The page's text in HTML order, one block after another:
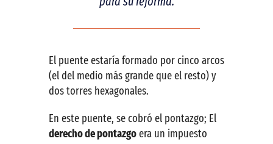
El puente estaría formado por cinco arcos
(el del medio más grande que el resto) y
dos torres hexagonales.
En este puente, se cobró el pontazgo; El
derecho de pontazgoera un impuesto